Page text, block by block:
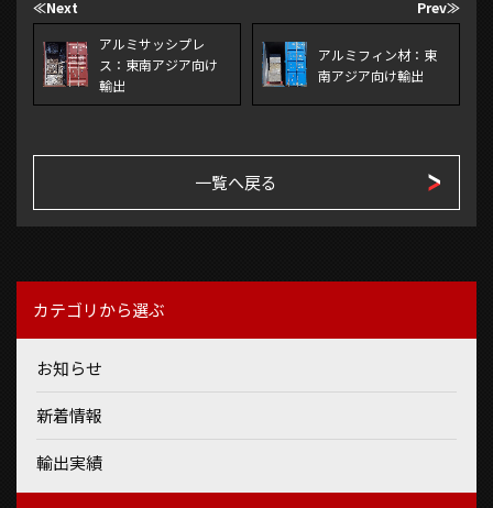
≪Next
アルミサッシプレ
ス：東南アジア向け
輸出
Prev≫
アルミフィン材：東
南アジア向け輸出
一覧へ戻る
カテゴリから選ぶ
お知らせ
新着情報
輸出実績